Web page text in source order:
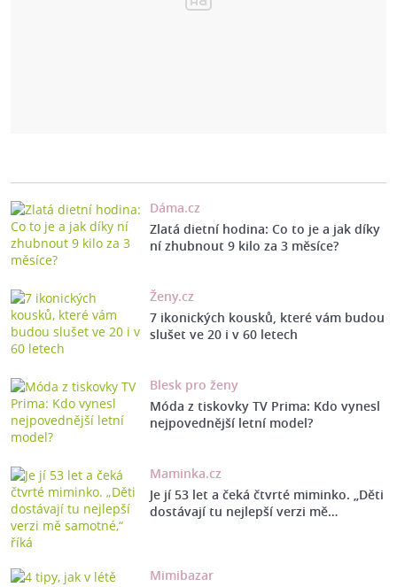
Dáma.cz
Zlatá dietní hodina: Co to je a jak díky
ní zhubnout 9 kilo za 3 měsíce?
Ženy.cz
7 ikonických kousků, které vám budou
slušet ve 20 i v 60 letech
Blesk pro ženy
Móda z tiskovky TV Prima: Kdo vynesl
nejpovednější letní model?
Maminka.cz
Je jí 53 let a čeká čtvrté miminko. „Děti
dostávají tu nejlepší verzi mě…
Mimibazar